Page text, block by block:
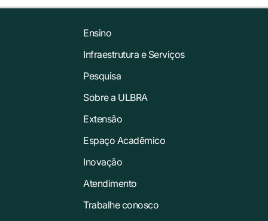
Ensino
Infraestrutura e Serviços
Pesquisa
Sobre a ULBRA
Extensão
Espaço Acadêmico
Inovação
Atendimento
Trabalhe conosco